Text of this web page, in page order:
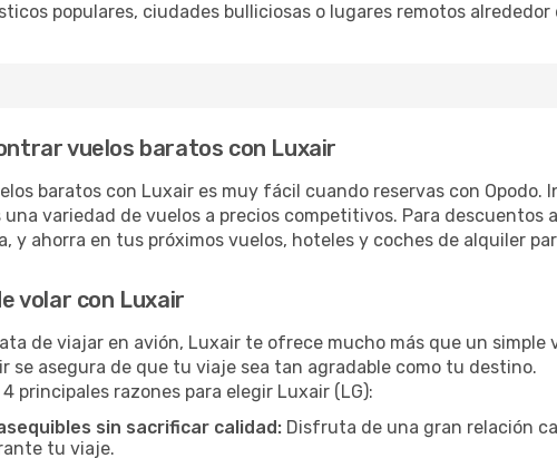
populares, ciudades bulliciosas o lugares remotos alrededor
vuelos baratos con Luxair
baratos con Luxair es muy fácil cuando reservas con
una variedad de vuelos a precios competitivos. Para
y ahorra en tus próximos vuelos, hoteles y coches de alquiler
volar con Luxair
de viajar en avión, Luxair te ofrece mucho más que un
se asegura de que tu viaje sea tan agradable como tu destino.
principales razones para elegir Luxair (LG):
sin sacrificar calidad: Disfruta de una gran relación
tu viaje.